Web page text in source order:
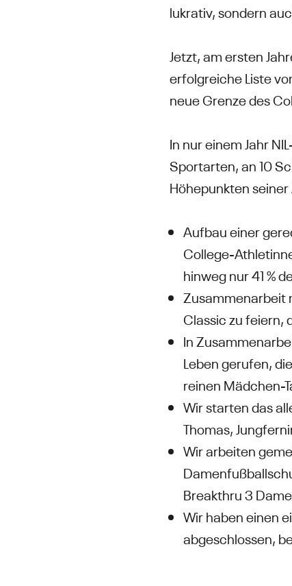
lukrativ, sondern
Jetzt, am ersten
erfolgreiche Liste
neue Grenze des
In nur einem Jahr
Sportarten, an 10
Höhepunkten
Aufbau einer
College-
hinweg nur 41 %
Zusammenarbeit
Classic zu feiern,
In
Leben gerufen,
reinen Mädchen-
Wir starten das
Thomas,
Wir arbeiten
Breakthru 3
Wir haben einen
abgeschlossen,